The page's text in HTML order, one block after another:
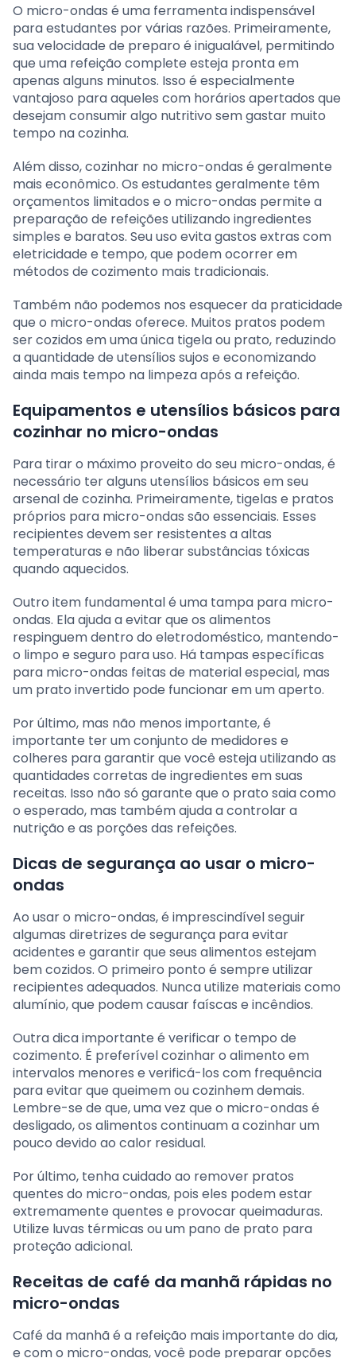
O micro-ondas é uma ferramenta indispensável
para estudantes por várias razões. Primeiramente,
sua velocidade de preparo é inigualável, permitindo
que uma refeição complete esteja pronta em
apenas alguns minutos. Isso é especialmente
vantajoso para aqueles com horários apertados que
desejam consumir algo nutritivo sem gastar muito
tempo na cozinha.
Além disso, cozinhar no micro-ondas é geralmente
mais econômico. Os estudantes geralmente têm
orçamentos limitados e o micro-ondas permite a
preparação de refeições utilizando ingredientes
simples e baratos. Seu uso evita gastos extras com
eletricidade e tempo, que podem ocorrer em
métodos de cozimento mais tradicionais.
Também não podemos nos esquecer da praticidade
que o micro-ondas oferece. Muitos pratos podem
ser cozidos em uma única tigela ou prato, reduzindo
a quantidade de utensílios sujos e economizando
ainda mais tempo na limpeza após a refeição.
Equipamentos e utensílios básicos para
cozinhar no micro-ondas
Para tirar o máximo proveito do seu micro-ondas, é
necessário ter alguns utensílios básicos em seu
arsenal de cozinha. Primeiramente, tigelas e pratos
próprios para micro-ondas são essenciais. Esses
recipientes devem ser resistentes a altas
temperaturas e não liberar substâncias tóxicas
quando aquecidos.
Outro item fundamental é uma tampa para micro-
ondas. Ela ajuda a evitar que os alimentos
respinguem dentro do eletrodoméstico, mantendo-
o limpo e seguro para uso. Há tampas específicas
para micro-ondas feitas de material especial, mas
um prato invertido pode funcionar em um aperto.
Por último, mas não menos importante, é
importante ter um conjunto de medidores e
colheres para garantir que você esteja utilizando as
quantidades corretas de ingredientes em suas
receitas. Isso não só garante que o prato saia como
o esperado, mas também ajuda a controlar a
nutrição e as porções das refeições.
Dicas de segurança ao usar o micro-
ondas
Ao usar o micro-ondas, é imprescindível seguir
algumas diretrizes de segurança para evitar
acidentes e garantir que seus alimentos estejam
bem cozidos. O primeiro ponto é sempre utilizar
recipientes adequados. Nunca utilize materiais como
alumínio, que podem causar faíscas e incêndios.
Outra dica importante é verificar o tempo de
cozimento. É preferível cozinhar o alimento em
intervalos menores e verificá-los com frequência
para evitar que queimem ou cozinhem demais.
Lembre-se de que, uma vez que o micro-ondas é
desligado, os alimentos continuam a cozinhar um
pouco devido ao calor residual.
Por último, tenha cuidado ao remover pratos
quentes do micro-ondas, pois eles podem estar
extremamente quentes e provocar queimaduras.
Utilize luvas térmicas ou um pano de prato para
proteção adicional.
Receitas de café da manhã rápidas no
micro-ondas
Café da manhã é a refeição mais importante do dia,
e com o micro-ondas, você pode preparar opções